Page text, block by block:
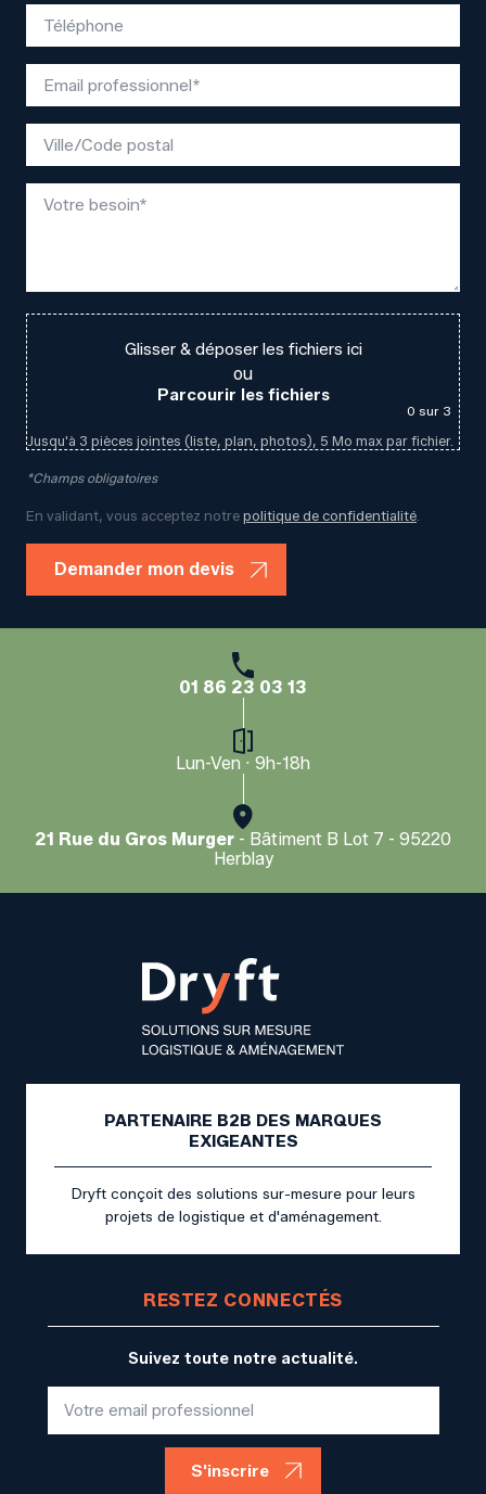
Glisser & déposer les fichiers ici
ou
Parcourir les fichiers
0 sur 3
Jusqu'à 3 pièces jointes (liste, plan, photos), 5 Mo max par fichier.
*Champs obligatoires
En validant, vous acceptez notre politique de confidentialité.
01 86 23 03 13
Lun-Ven · 9h-18h
21 Rue du Gros Murger - Bâtiment B Lot 7 - 95220
Herblay
PARTENAIRE B2B DES MARQUES
EXIGEANTES
Dryft conçoit des solutions sur-mesure pour leurs
projets de logistique et d'aménagement.
RESTEZ CONNECTÉS
Suivez toute notre actualité.